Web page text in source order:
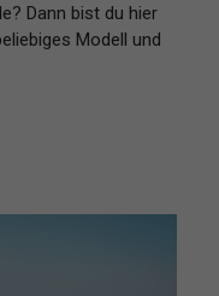
Dann bist du hier
Modell und